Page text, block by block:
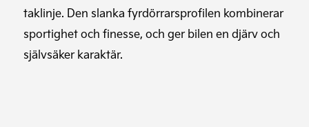
taklinje. Den slanka fyrdörrarsprofilen kombinerar
sportighet och finesse, och ger bilen en djärv och
självsäker karaktär.